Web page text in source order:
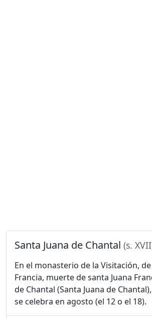
Santa Juana de Chantal (s.
En el monasterio de la Visitación,
Francia, muerte de santa Juana
de Chantal (Santa Juana de
se celebra en agosto (el 12 o el 18).